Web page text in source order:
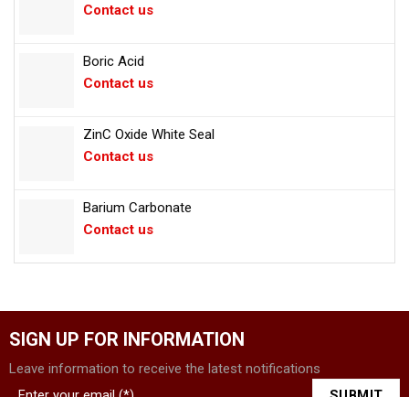
Contact us
Boric Acid
Contact us
ZinC Oxide White Seal
Contact us
Barium Carbonate
Contact us
SIGN UP FOR INFORMATION
Leave information to receive the latest notifications